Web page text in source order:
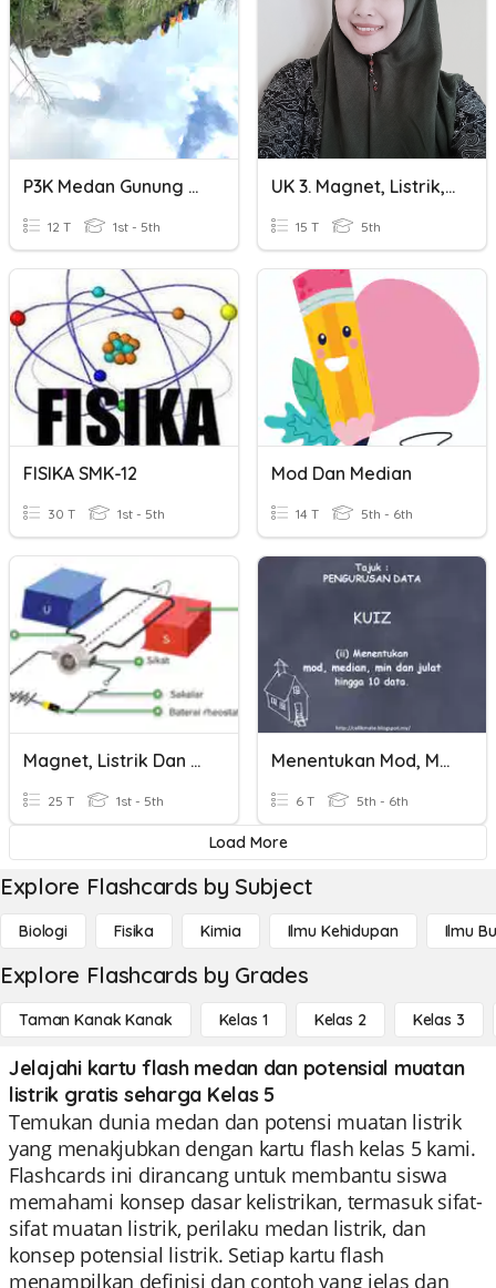
P3K Medan Gunung Dan Hutan
12 T 1st - 5th
UK 3. Magnet, Listrik, Dan Teknologi
15 T 5th
FISIKA SMK-12
30 T 1st - 5th
Mod Dan Median
14 T 5th - 6th
Magnet, Listrik Dan Teknologi
25 T 1st - 5th
Menentukan Mod, Median, Min Dan Julat
6 T 5th - 6th
Load More
Explore Flashcards by Subject
Biologi Fisika Kimia Ilmu Kehidupan Ilmu
Explore Flashcards by Grades
Taman Kanak Kanak Kelas 1 Kelas 2 Kelas 3
Jelajahi kartu flash medan dan potensial muatan
listrik gratis seharga Kelas 5
Temukan dunia medan dan potensi muatan listrik
yang menakjubkan dengan kartu flash kelas 5 kami.
Flashcards ini dirancang untuk membantu siswa
memahami konsep dasar kelistrikan, termasuk sifat-
sifat muatan listrik, perilaku medan listrik, dan
konsep potensial listrik. Setiap kartu flash
menampilkan definisi dan contoh yang jelas dan